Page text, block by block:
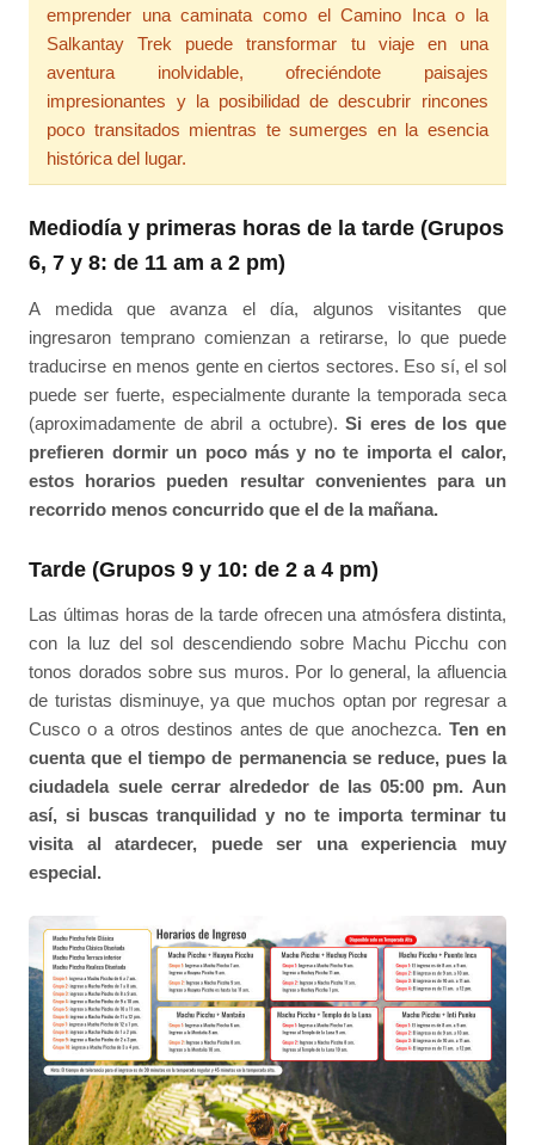
emprender una caminata como el Camino Inca o la
Salkantay Trek puede transformar tu viaje en una
aventura inolvidable, ofreciéndote paisajes
impresionantes y la posibilidad de descubrir rincones
poco transitados mientras te sumerges en la esencia
histórica del lugar.
Mediodía y primeras horas de la tarde (Grupos
6, 7 y 8: de 11 am a 2 pm)
A medida que avanza el día, algunos visitantes que
ingresaron temprano comienzan a retirarse, lo que puede
traducirse en menos gente en ciertos sectores. Eso sí, el sol
puede ser fuerte, especialmente durante la temporada seca
(aproximadamente de abril a octubre).Si eres de los que
prefieren dormir un poco más y no te importa el calor,
estos horarios pueden resultar convenientes para un
recorrido menos concurrido que el de la mañana.
Tarde (Grupos 9 y 10: de 2 a 4 pm)
Las últimas horas de la tarde ofrecen una atmósfera distinta,
con la luz del sol descendiendo sobre Machu Picchu con
tonos dorados sobre sus muros. Por lo general, la afluencia
de turistas disminuye, ya que muchos optan por regresar a
Cusco o a otros destinos antes de que anochezca. Ten en
cuenta que el tiempo de permanencia se reduce, pues la
ciudadela suele cerrar alrededor de las 05:00 pm. Aun
así, si buscas tranquilidad y no te importa terminar tu
visita al atardecer, puede ser una experiencia muy
especial.